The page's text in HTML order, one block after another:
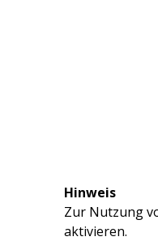
Hinweis
Zur Nutzung
aktivieren.